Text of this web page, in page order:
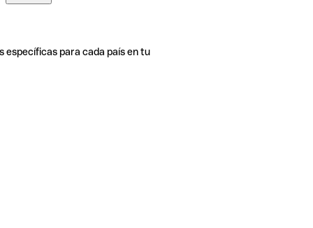
específicas para cada país en tu